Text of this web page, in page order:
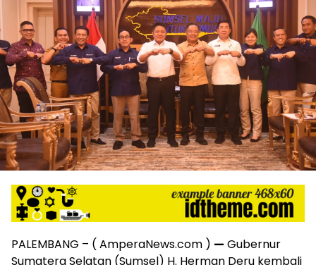
memiliki
kisaran
harga
iklan
yang
relatif
lebih
murah
dari
Koran
maupun
media
siber
lainnya,
desain
dan
PALEMBANG – ( AmperaNews.com ) — Gubernur
Sumatera Selatan (Sumsel) H. Herman Deru kembali